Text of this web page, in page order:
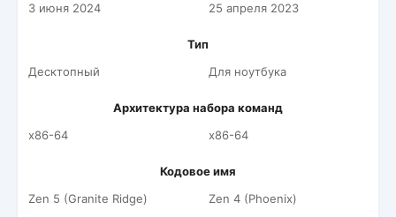
3 июня 2024 25 апреля 2023
Тип
Десктопный
Для ноутбука
Архитектура набора команд
x86-64
x86-64
Кодовое имя
Zen 5 (Granite Ridge)
Zen 4 (Phoenix)